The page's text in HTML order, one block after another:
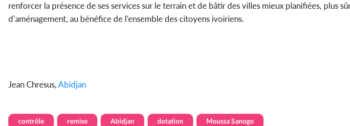
renforcer la présence de ses services sur le terrain et de bâtir des villes mieux planifiées, plus
d’aménagement, au bénéfice de l’ensemble des citoyens ivoiriens.
Jean Chresus,Abidjan
contrôle remise Abidjan dotation Moussa Sanogo